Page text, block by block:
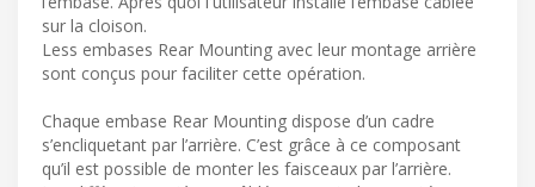
sur la cloison.
Less embases Rear Mounting avec leur montage arrière
sont conçus pour faciliter cette opération.
Chaque embase Rear Mounting dispose d’un cadre
s’encliquetant par l’arrière. C’est grâce à ce composant
qu’il est possible de monter les faisceaux par l’arrière.